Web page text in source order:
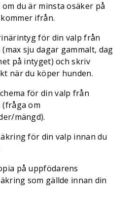
du är minsta osäker på
ifrån.
för din valp från
sju dagar gammalt, dag
på intyget) och skriv
när du köper hunden.
för din valp från
om
mängd).
för din valp innan du
på uppfödarens
som gällde innan din